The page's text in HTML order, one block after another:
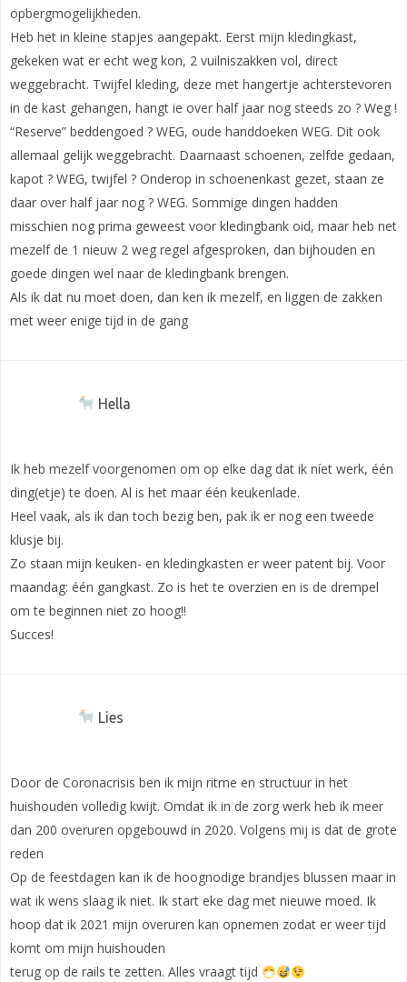
opbergmogelijkheden.
Heb het in kleine stapjes aangepakt. Eerst mijn kledingkast,
gekeken wat er echt weg kon, 2 vuilniszakken vol, direct
weggebracht. Twijfel kleding, deze met hangertje achterstevoren
in de kast gehangen, hangt ie over half jaar nog steeds zo ? Weg !
“Reserve” beddengoed ? WEG, oude handdoeken WEG. Dit ook
allemaal gelijk weggebracht. Daarnaast schoenen, zelfde gedaan,
kapot ? WEG, twijfel ? Onderop in schoenenkast gezet, staan ze
daar over half jaar nog ? WEG. Sommige dingen hadden
misschien nog prima geweest voor kledingbank oid, maar heb net
mezelf de 1 nieuw 2 weg regel afgesproken, dan bijhouden en
goede dingen wel naar de kledingbank brengen.
Als ik dat nu moet doen, dan ken ik mezelf, en liggen de zakken
met weer enige tijd in de gang
Hella
Ik heb mezelf voorgenomen om op elke dag dat ik níet werk, één
ding(etje) te doen. Al is het maar één keukenlade.
Heel vaak, als ik dan toch bezig ben, pak ik er nog een tweede
klusje bij.
Zo staan mijn keuken- en kledingkasten er weer patent bij. Voor
maandag: één gangkast. Zo is het te overzien en is de drempel
om te beginnen niet zo hoog!!
Succes!
Lies
Door de Coronacrisis ben ik mijn ritme en structuur in het
huishouden volledig kwijt. Omdat ik in de zorg werk heb ik meer
dan 200 overuren opgebouwd in 2020. Volgens mij is dat de grote
reden
Op de feestdagen kan ik de hoognodige brandjes blussen maar in
wat ik wens slaag ik niet. Ik start eke dag met nieuwe moed. Ik
hoop dat ik 2021 mijn overuren kan opnemen zodat er weer tijd
komt om mijn huishouden
terug op de rails te zetten. Alles vraagt tijd